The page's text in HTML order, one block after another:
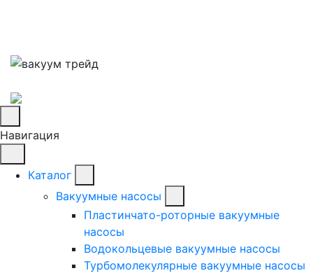
Навигация
Каталог
Вакуумные насосы
Пластинчато-роторные вакуумные
насосы
Водокольцевые вакуумные насосы
Турбомолекулярные вакуумные насосы